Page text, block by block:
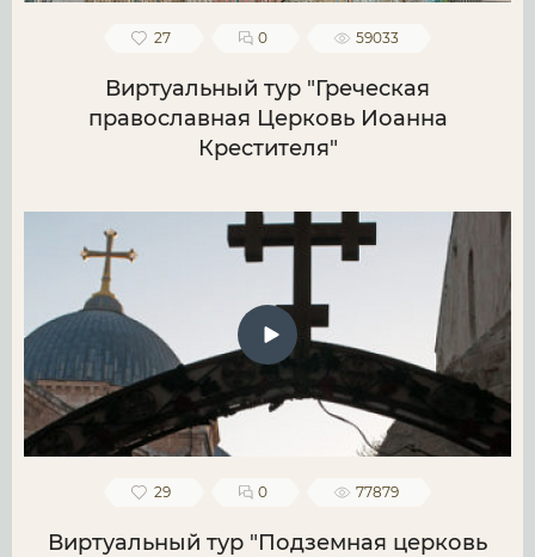
27 0 59033
Виртуальный тур "Греческая
православная Церковь Иоанна
Крестителя"
29 0 77879
Виртуальный тур "Подземная церковь